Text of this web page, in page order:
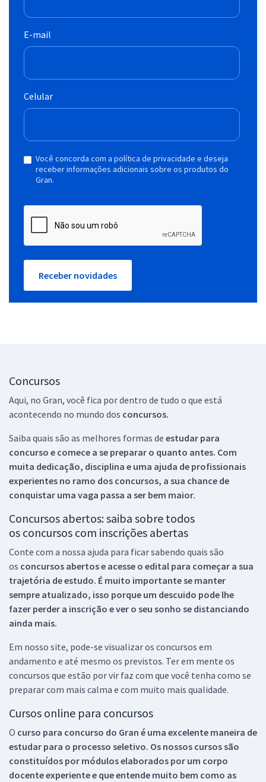
E-mail
Celular
Você concorda com a política de privacidade e deseja
receber informações adicionais sobre os produtos do
Gran.
Receber novidades
Concursos
Aqui, no Gran, você fica por dentro de tudo o que está
acontecendo no mundo dos concursos.
Saiba quais são as melhores formas de estudar para
concurso e comece a se preparar o quanto antes. Com
muita dedicação, disciplina e uma ajuda de profissionais
experientes no ramo dos concursos, a sua chance de
conquistar uma vaga passa a ser bem maior.
Concursos abertos: saiba sobre todos
os concursos com inscrições abertas
Conte com a nossa ajuda para ficar sabendo quais são
os concursos abertos e acesse o edital para começar a sua
trajetória de estudo. É muito importante se manter
sempre atualizado, isso porque um descuido pode lhe
fazer perder a inscrição e ver o seu sonho se distanciando
ainda mais.
Em nosso site, pode-se visualizar os concursos em
andamento e até mesmo os previstos. Ter em mente os
concursos que estão por vir faz com que você tenha como se
preparar com mais calma e com muito mais qualidade.
Cursos online para concursos
O curso para concurso do Gran é uma excelente maneira de
estudar para o processo seletivo. Os nossos cursos são
constituídos por módulos elaborados por um corpo
docente experiente e que entende muito bem como as